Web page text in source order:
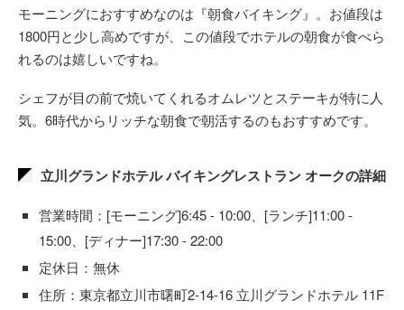
モーニングにおすすめなのは『朝食バイキング』。お値段は
1800円と少し高めですが、この値段でホテルの朝食が食べら
れるのは嬉しいですね。
シェフが目の前で焼いてくれるオムレツとステーキが特に人
気。6時代からリッチな朝食で朝活するのもおすすめです。
立川グランドホテル バイキングレストラン オークの詳細
営業時間：[モーニング]6:45 - 10:00、[ランチ]11:00 -
15:00、[ディナー]17:30 - 22:00
定休日：無休
住所：東京都立川市曙町2-14-16 立川グランドホテル 11F